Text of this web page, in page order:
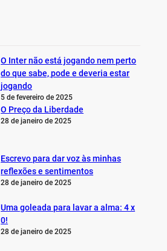
O Inter não está jogando nem perto
do que sabe, pode e deveria estar
jogando
5 de fevereiro de 2025
O Preço da Liberdade
28 de janeiro de 2025
Escrevo para dar voz às minhas
reflexões e sentimentos
28 de janeiro de 2025
Uma goleada para lavar a alma: 4 x
0!
28 de janeiro de 2025